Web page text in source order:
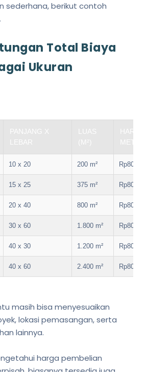
sederhana, berikut contoh
Total Biaya
Ukuran
PANJANG X
LEBAR
LUAS
(M²)
METER
10 x 20 200 m²
15 x 25 375 m²
20 x 40 800 m²
30 x 60 1.800 m²
40 x 30 1.200 m²
40 x 60 2.400 m²
masih bisa menyesuaikan
lokasi pemasangan, serta
lainnya.
harga pembelian